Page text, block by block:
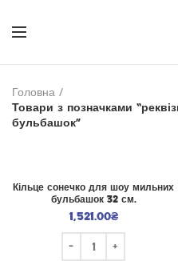
Головна
Товари з позначками
бульбашок”
Кільце сонечко для шоу мильних
бульбашок 32 см.
1,521.00₴